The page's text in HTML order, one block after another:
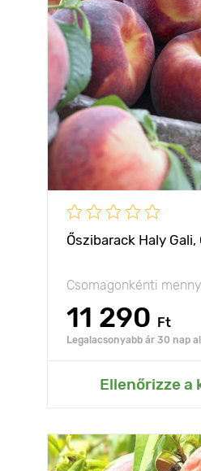
Őszibarack Haly Gali,
Csomagonkénti
11 290 Ft
Legalacsonyabb ár 30 nap
Ellenőrizze a